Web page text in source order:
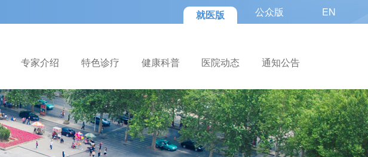
就医版 公众版 EN
专家介绍 特色诊疗 健康科普 医院动态 通知公告